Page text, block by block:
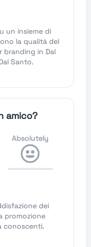
un insieme di
la qualità del
branding in Dal
Santo.
amico?
Absolutely
dei
promozione
conoscenti.